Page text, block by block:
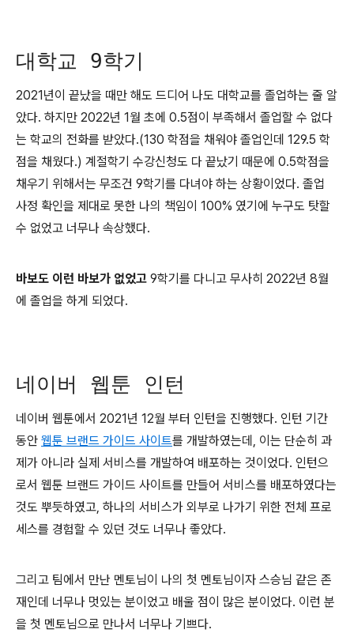
대학교 9학기
2021년이 끝났을 때만 해도 드디어 나도 대학교를 졸업하는 줄 알
았다. 하지만 2022년 1월 초에 0.5점이 부족해서 졸업할 수 없다
는 학교의 전화를 받았다.(130 학점을 채워야 졸업인데 129.5 학
점을 채웠다.) 계절학기 수강신청도 다 끝났기 때문에 0.5학점을
채우기 위해서는 무조건 9학기를 다녀야 하는 상황이었다. 졸업
사정 확인을 제대로 못한 나의 책임이 100% 였기에 누구도 탓할
수 없었고 너무나 속상했다.
바보도 이런 바보가 없었고 9학기를 다니고 무사히 2022년 8월
에 졸업을 하게 되었다.
네이버 웹툰 인턴
네이버 웹툰에서 2021년 12월 부터 인턴을 진행했다. 인턴 기간
동안 웹툰 브랜드 가이드 사이트를 개발하였는데, 이는 단순히 과
제가 아니라 실제 서비스를 개발하여 배포하는 것이었다. 인턴으
로서 웹툰 브랜드 가이드 사이트를 만들어 서비스를 배포하였다는
것도 뿌듯하였고, 하나의 서비스가 외부로 나가기 위한 전체 프로
세스를 경험할 수 있던 것도 너무나 좋았다.
그리고 팀에서 만난 멘토님이 나의 첫 멘토님이자 스승님 같은 존
재인데 너무나 멋있는 분이었고 배울 점이 많은 분이었다. 이런 분
을 첫 멘토님으로 만나서 너무나 기쁘다.